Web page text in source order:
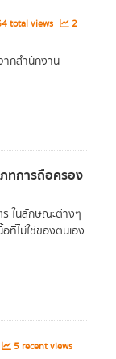
total views
2
กสำนักงาน
ทการถือครอง
ในลักษณะต่างๆ
ที่ไม่ใช่ของตนเอง
5 recent views